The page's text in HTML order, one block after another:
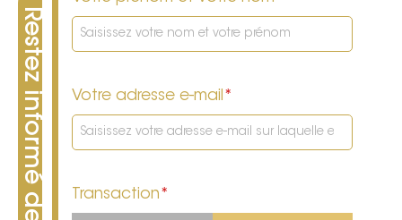
Votre adresse e-mail *
Transaction*